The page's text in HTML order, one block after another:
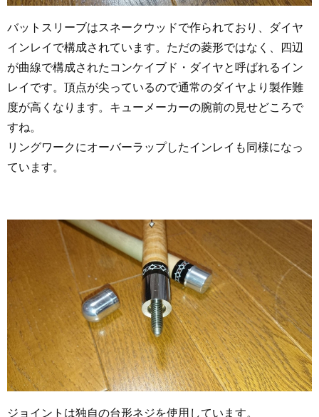
バットスリーブはスネークウッドで作られており、ダイヤ
インレイで構成されています。ただの菱形ではなく、四辺
が曲線で構成されたコンケイブド・ダイヤと呼ばれるイン
レイです。頂点が尖っているので通常のダイヤより製作難
度が高くなります。キューメーカーの腕前の見せどころで
すね。
リングワークにオーバーラップしたインレイも同様になっ
ています。
ジョイントは独自の台形ネジを使用しています。